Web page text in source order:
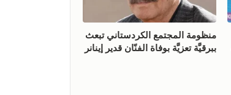
منظومة المجتمع الكردستاني تبعث
ببرقيَّة تعزيَّة بوفاة الفنّان قدير إينانر